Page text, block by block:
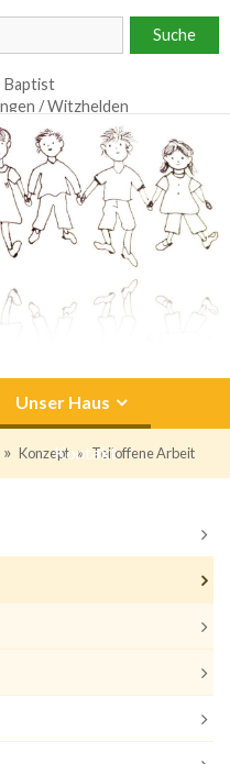
Baptist
/ Witzhelden
Unser Haus
Kontakt
» Konzept»Teiloffene Arbeit